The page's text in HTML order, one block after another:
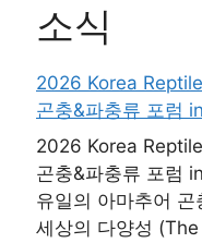
소식
2026 Korea
곤충&파충류 포럼
2026 Korea
곤충&파충류 포럼
유일의 아마추어
세상의 다양성